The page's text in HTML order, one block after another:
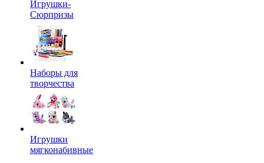
Игрушки-
Сюрпризы
Наборы для
творчества
Игрушки
мягконабивные